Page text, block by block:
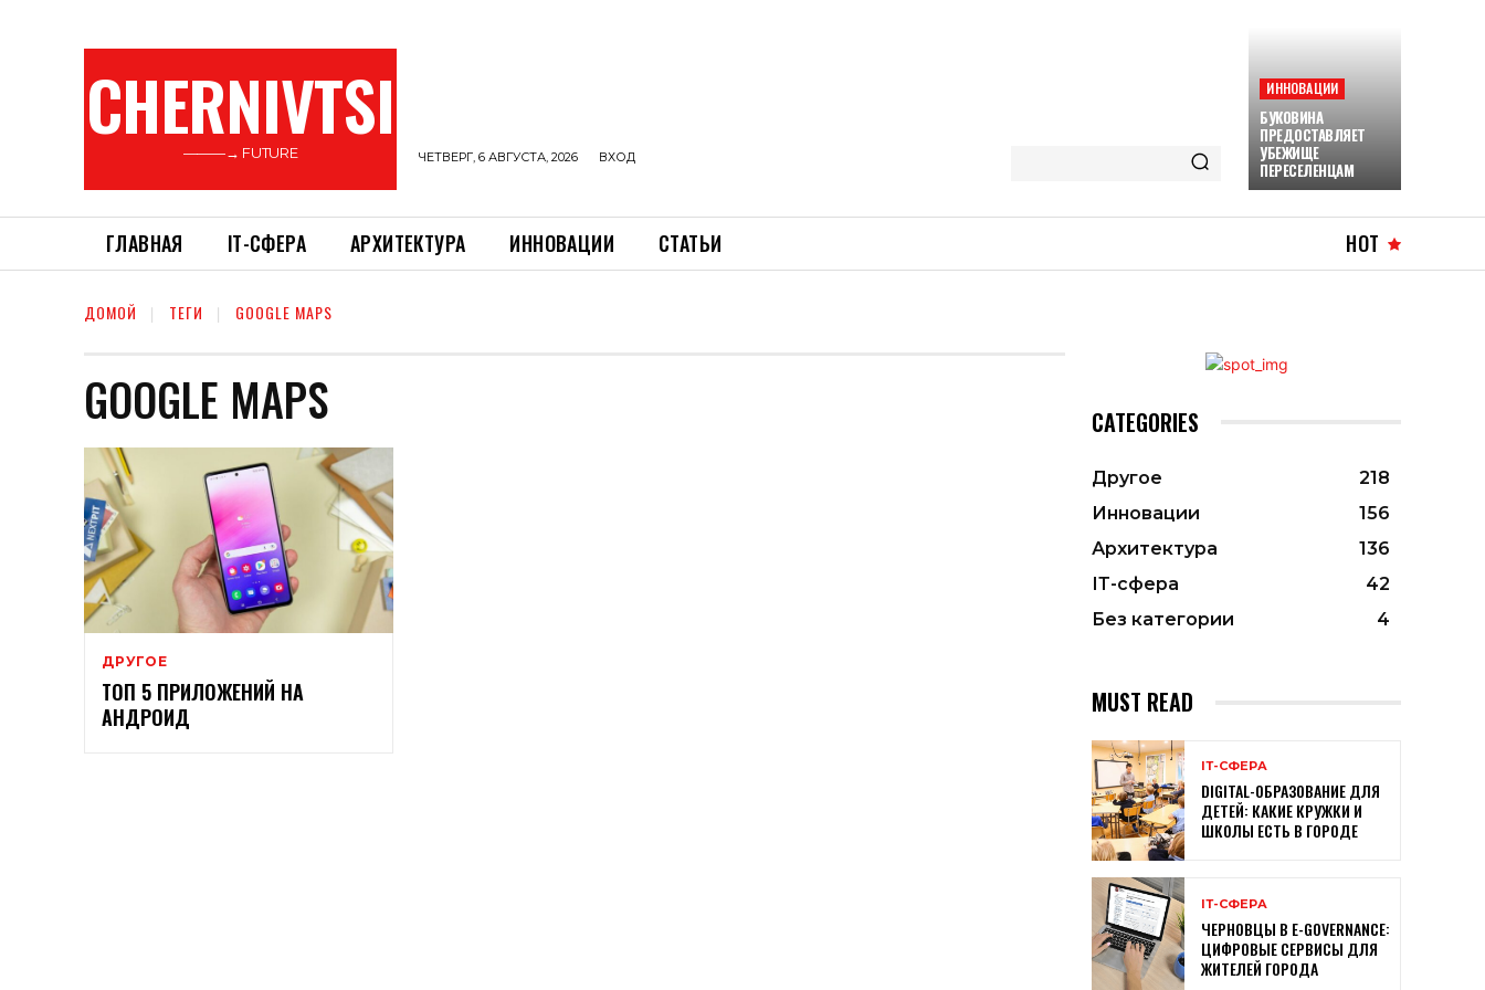
CHERNIVTSI
———→ FUTURE ЧЕТВЕРГ, 6 АВГУСТА, 2026 ВХОД
ИННОВАЦИИ
БУКОВИНА
ПРЕДОСТАВЛЯЕТ
УБЕЖИЩЕ
ПЕРЕСЕЛЕНЦАМ
ГЛАВНАЯ ІТ-СФЕРА АРХИТЕКТУРА ИННОВАЦИИ СТАТЬИ HOT
ДОМОЙ ТЕГИ GOOGLE MAPS
GOOGLE MAPS
ДРУГОЕ
ТОП 5 ПРИЛОЖЕНИЙ НА
АНДРОИД
CATEGORIES
Другое
218
Инновации
156
Архитектура
136
ІТ-сфера
42
Без категории
4
MUST READ
ІТ-СФЕРА
DIGITAL-ОБРАЗОВАНИЕ ДЛЯ
ДЕТЕЙ: КАКИЕ КРУЖКИ И
ШКОЛЫ ЕСТЬ В ГОРОДЕ
ІТ-СФЕРА
ЧЕРНОВЦЫ В E-GOVERNANCE:
ЦИФРОВЫЕ СЕРВИСЫ ДЛЯ
ЖИТЕЛЕЙ ГОРОДА